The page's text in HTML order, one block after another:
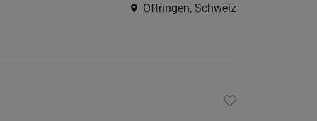
Oftringen, Schweiz